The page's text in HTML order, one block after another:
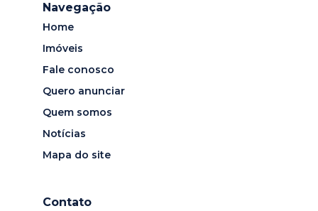
Navegação
Home
Imóveis
Fale conosco
Quero anunciar
Quem somos
Notícias
Mapa do site
Contato